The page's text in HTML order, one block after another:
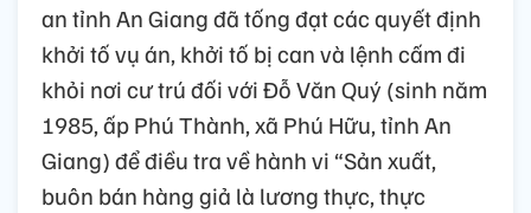
an tỉnh An Giang đã tống đạt các quyết định
khởi tố vụ án, khởi tố bị can và lệnh cấm đi
khỏi nơi cư trú đối với Đỗ Văn Quý (sinh năm
1985, ấp Phú Thành, xã Phú Hữu, tỉnh An
Giang) để điều tra về hành vi “Sản xuất,
buôn bán hàng giả là lương thực, thực